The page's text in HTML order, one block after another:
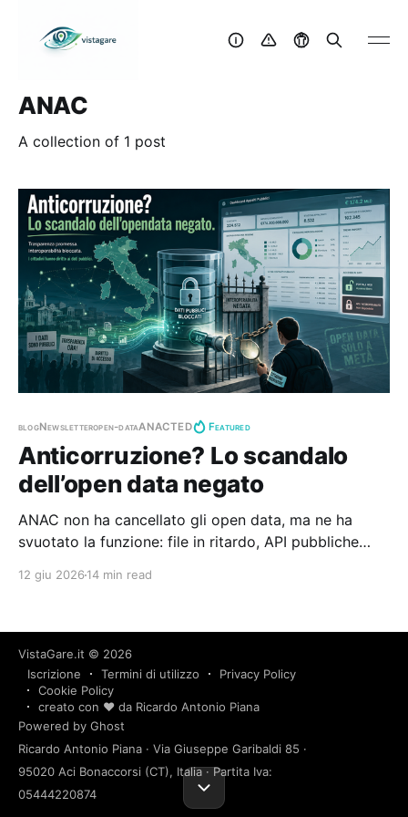
ANAC
A collection of 1 post
blogNewsletteropen-dataANACTED Featured
Anticorruzione? Lo scandalo
dell’open data negato
ANAC non ha cancellato gli open data, ma ne ha
svuotato la funzione: file in ritardo, API pubbliche
cittadini e giornalisti perdono uno strumento
12 giu 2026 14 min read
VistaGare.it © 2026
Iscrizione
Termini di utilizzo
Privacy Policy
Cookie Policy
creato con ❤️ da Ricardo Antonio Piana
Powered by Ghost
Ricardo Antonio Piana · Via Giuseppe Garibaldi 85 ·
95020 Aci Bonaccorsi (CT), Italia · Partita Iva:
05444220874